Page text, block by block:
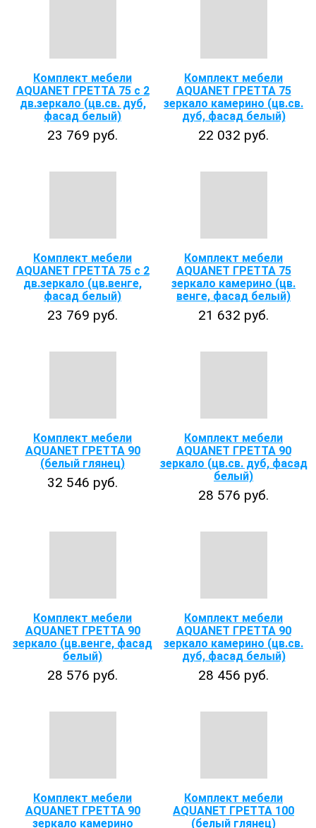
Комплект мебели
AQUANET ГРЕТТА 75 с 2
дв.зеркало (цв.св. дуб,
фасад белый)
23 769 руб.
Комплект мебели
AQUANET ГРЕТТА 75
зеркало камерино (цв.св.
дуб, фасад белый)
22 032 руб.
Комплект мебели
AQUANET ГРЕТТА 75 с 2
дв.зеркало (цв.венге,
фасад белый)
23 769 руб.
Комплект мебели
AQUANET ГРЕТТА 75
зеркало камерино (цв.
венге, фасад белый)
21 632 руб.
Комплект мебели
AQUANET ГРЕТТА 90
(белый глянец)
32 546 руб.
Комплект мебели
AQUANET ГРЕТТА 90
зеркало (цв.св. дуб, фасад
белый)
28 576 руб.
Комплект мебели
AQUANET ГРЕТТА 90
зеркало (цв.венге, фасад
белый)
28 576 руб.
Комплект мебели
AQUANET ГРЕТТА 90
зеркало камерино (цв.св.
дуб, фасад белый)
28 456 руб.
Комплект мебели
AQUANET ГРЕТТА 90
зеркало камерино
Комплект мебели
AQUANET ГРЕТТА 100
(белый глянец)